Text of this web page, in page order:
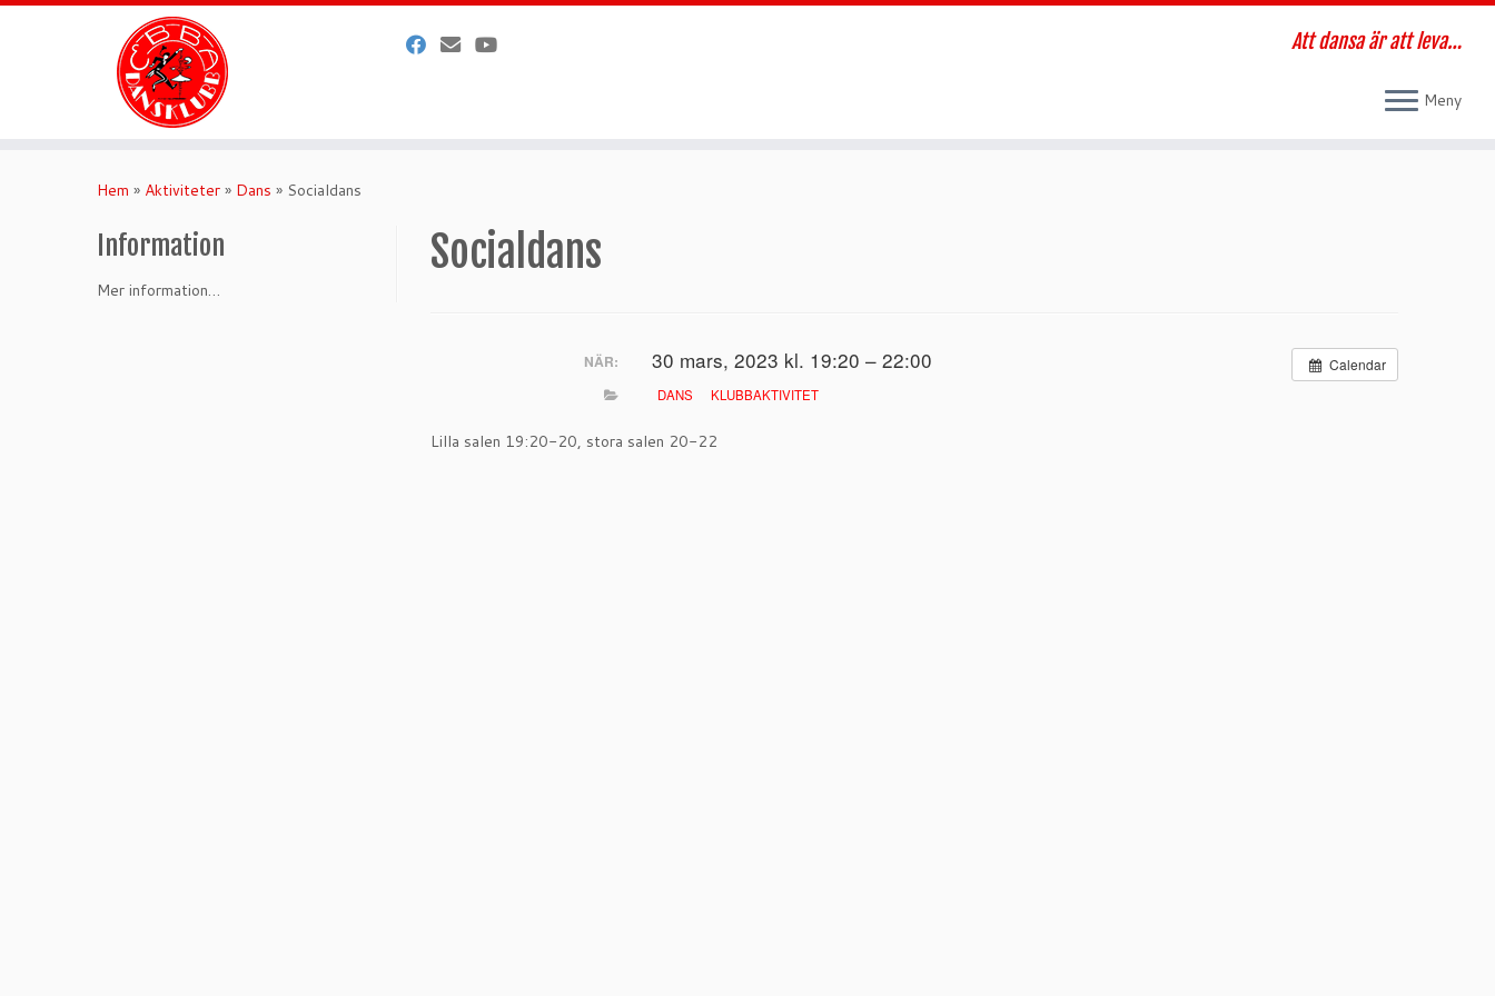
Att dansa är att leva…
Meny
Hem » Aktiviteter » Dans » Socialdans
Information
Mer information…
Socialdans
Calendar
NÄR: 30 mars, 2023 kl. 19:20 – 22:00
DANS KLUBBAKTIVITET
Lilla salen 19:20-20, stora salen 20-22